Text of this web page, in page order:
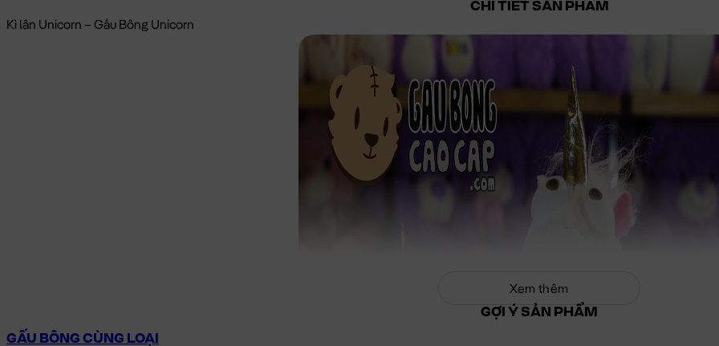
CHI TIẾT SẢN PHẨM
Kì lân Unicorn – Gấu Bông Unicorn
Xem thêm
GỢI Ý SẢN PHẨM
GẤU BÔNG CÙNG LOẠI